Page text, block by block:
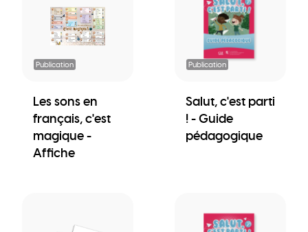
Publication
Les sons en
français, c'est
magique -
Affiche
Publication
Salut, c'est parti
! - Guide
pédagogique